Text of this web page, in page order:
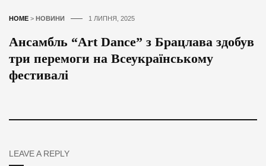
HOME > НОВИНИ 1 ЛИПНЯ, 2025
Ансамбль “Art Dance” з Брацлава здобув
три перемоги на Всеукраїнському
фестивалі
LEAVE A REPLY